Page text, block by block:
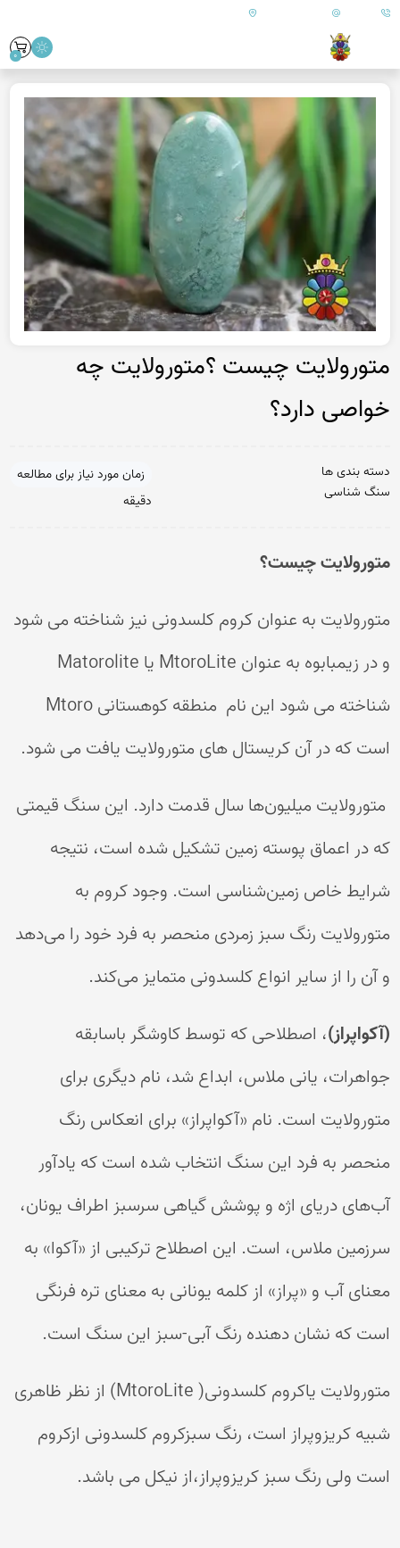
09179890157 ایران - فارس - کازرون
0
متورولایت چیست ؟متورولایت چه
خواصی دارد؟
دسته بندی ها
سنگ شناسی
زمان مورد نیاز برای مطالعه
دقیقه
متورولایت چیست؟
متورولایت به عنوان کروم کلسدونی نیز شناخته می شود
و در زیمبابوه به عنوان MtoroLite یا Matorolite
شناخته می شود این نام منطقه کوهستانی Mtoro
است که در آن کریستال های متورولایت یافت می شود.
متورولایت میلیون‌ها سال قدمت دارد. این سنگ قیمتی
که در اعماق پوسته زمین تشکیل شده است، نتیجه
شرایط خاص زمین‌شناسی است. وجود کروم به
متورولایت رنگ سبز زمردی منحصر به فرد خود را می‌دهد
و آن را از سایر انواع کلسدونی متمایز می‌کند.
(آکواپراز)، اصطلاحی که توسط کاوشگر باسابقه
جواهرات، یانی ملاس، ابداع شد، نام دیگری برای
متورولایت است. نام «آکواپراز» برای انعکاس رنگ
منحصر به فرد این سنگ انتخاب شده است که یادآور
آب‌های دریای اژه و پوشش گیاهی سرسبز اطراف یونان،
سرزمین ملاس، است. این اصطلاح ترکیبی از «آکوا» به
معنای آب و «پراز» از کلمه یونانی به معنای تره فرنگی
است که نشان دهنده رنگ آبی-سبز این سنگ است.
متورولایت یاکروم کلسدونی( MtoroLite) از نظر ظاهری
شبیه کریزوپراز است، رنگ سبزکروم کلسدونی ازکروم
است ولی رنگ سبز کریزوپراز،از نیکل می باشد.